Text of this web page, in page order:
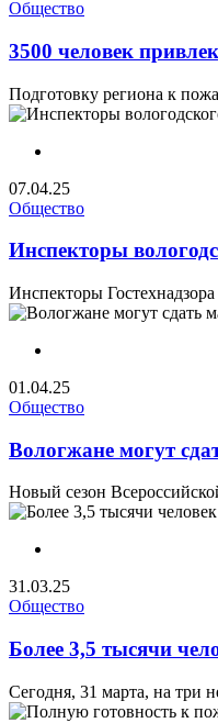
Общество
3500 человек
Подготовку региона к
07.04.25
Общество
Инспекторы
Инспекторы
01.04.25
Общество
Вологжане могут
Новый сезон
31.03.25
Общество
Более 3,5 тысячи
Сегодня, 31 марта, на три